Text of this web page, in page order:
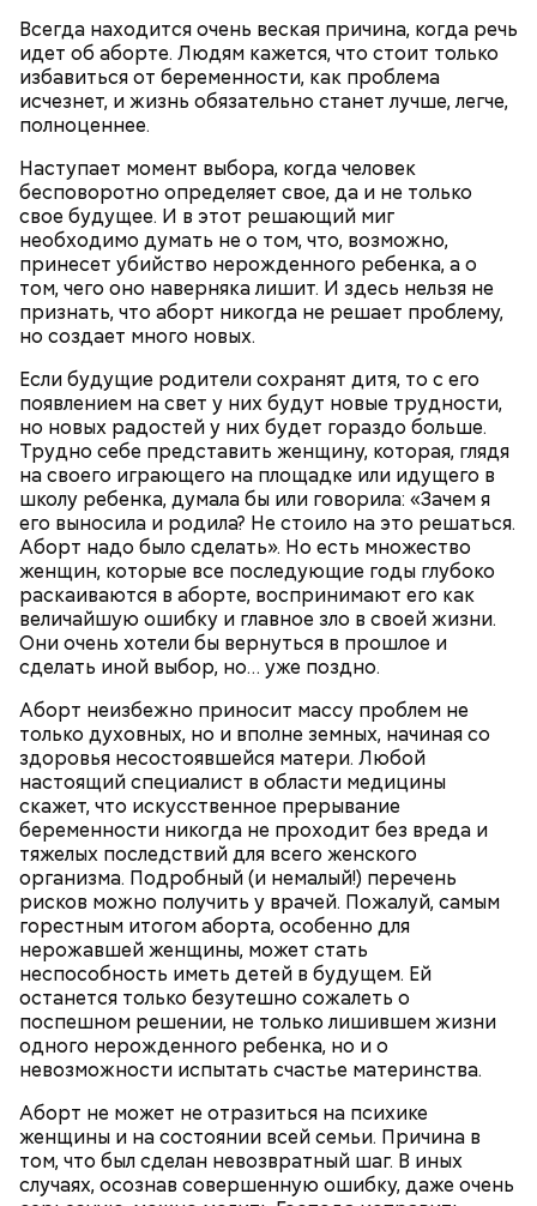
Всегда находится очень веская причина, когда речь
идет об аборте. Людям кажется, что стоит только
избавиться от беременности, как проблема
исчезнет, и жизнь обязательно станет лучше, легче,
полноценнее.
Наступает момент выбора, когда человек
бесповоротно определяет свое, да и не только
свое будущее. И в этот решающий миг
необходимо думать не о том, что, возможно,
принесет убийство нерожденного ребенка, а о
том, чего оно наверняка лишит. И здесь нельзя не
признать, что аборт никогда не решает проблему,
но создает много новых.
Если будущие родители сохранят дитя, то с его
появлением на свет у них будут новые трудности,
но новых радостей у них будет гораздо больше.
Трудно себе представить женщину, которая, глядя
на своего играющего на площадке или идущего в
школу ребенка, думала бы или говорила: «Зачем я
его выносила и родила? Не стоило на это решаться.
Аборт надо было сделать». Но есть множество
женщин, которые все последующие годы глубоко
раскаиваются в аборте, воспринимают его как
величайшую ошибку и главное зло в своей жизни.
Они очень хотели бы вернуться в прошлое и
сделать иной выбор, но… уже поздно.
Аборт неизбежно приносит массу проблем не
только духовных, но и вполне земных, начиная со
здоровья несостоявшейся матери. Любой
настоящий специалист в области медицины
скажет, что искусственное прерывание
беременности никогда не проходит без вреда и
тяжелых последствий для всего женского
организма. Подробный (и немалый!) перечень
рисков можно получить у врачей. Пожалуй, самым
горестным итогом аборта, особенно для
нерожавшей женщины, может стать
неспособность иметь детей в будущем. Ей
останется только безутешно сожалеть о
поспешном решении, не только лишившем жизни
одного нерожденного ребенка, но и о
невозможности испытать счастье материнства.
Аборт не может не отразиться на психике
женщины и на состоянии всей семьи. Причина в
том, что был сделан невозвратный шаг. В иных
случаях, осознав совершенную ошибку, даже очень
Святитель Николай дожил до глубокой старости и
скончался в середине IV века. По церковному
преданию, мощи святого сохранились нетленными
и источали чудесное миро, от которого исцелилось
множество людей. В 1087 году мощи Николая
Угодника были перенесены в итальянский город
Бар (Бари), где находятся и поныне.
На Руси святителя Николая издавна считали
покровителем моряков, купцов и детей. Ему
молились и земледельцы — о хорошей погоде, о
добром урожае. Была поговорка: «Кто Николая
любит, кто Николаю служит, тому святой Николай
во всякий час помогает».
Святой Николай Чудотворец считается
покровителем путешествующих, а также
оберегает детей и подростков. Многие мамы
провожают своих чад на прогулку, прося святого
Николая присмотреть за ними, сберечь от разных
уличных происшествий. Кроме того, святому
Николаю молятся о вразумлении своих детей,
пристрастившихся к наркотикам. Молятся
святителю Николаю о благополучном замужестве
дочерей.
или летний. Этот день установлен в память об
обретении его мощей.
Кабачки в овощном соусе
500 г помидоров;
150 г шпината;
50 г лиственного салата;
зелень петрушки, укропа;
1/2 стакана растительного масла;
уксус по вкусу;
30 г сахара.
Кабачки очистить от кожицы. Нарезать
кружочками или дольками, предварительно удалив
сердцевину. Нарезанные кабачки обвалять в муке и
обжарить в масле (половина нормы). Зеленый лук
нашинковать, слегка спас-серовать в оставшемся
масле и добавить к нему нашинкованные листья
шпината, салата, зелень петрушки, помидоры,
нарезанные небольшими дольками, и все тушить 10
минут. Листья шпината или салата можно заменить
ботвой свеклы. Полученный соус заправить солью,
уксусом, сахаром. Подать кабачки в холодном
виде, посыпать их рубленым укропом.
Томаты «Без заморочек», аджика
и лечо: топ-8 проверенных
рецептов закруток на зиму
Первые блюда